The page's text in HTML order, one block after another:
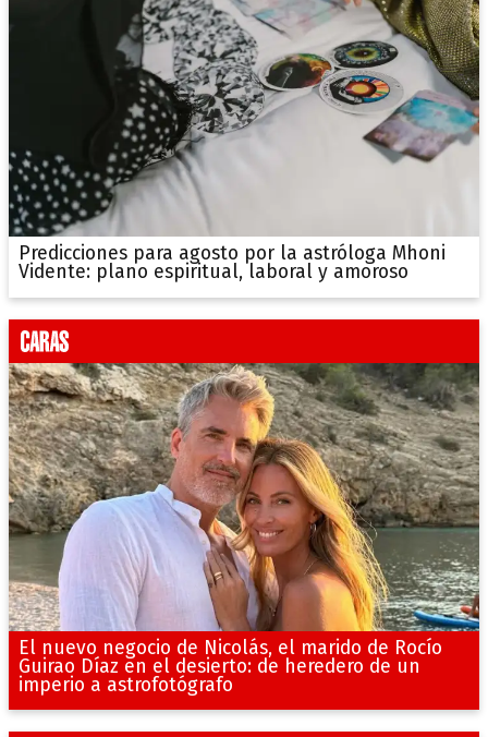
Predicciones para agosto por la astróloga Mhoni
Vidente: plano espiritual, laboral y amoroso
El nuevo negocio de Nicolás, el marido de Rocío
Guirao Díaz en el desierto: de heredero de un
imperio a astrofotógrafo